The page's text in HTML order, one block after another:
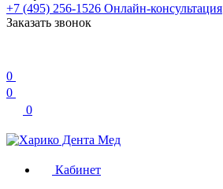
+7 (495) 256-1526 Онлайн-консультация
Заказать звонок
0
0
0
Кабинет